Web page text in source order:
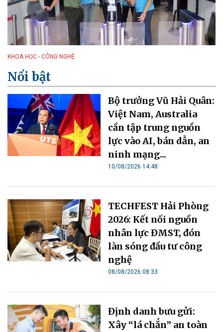
KHOA HỌC - CÔNG NGHỆ
Nổi bật
Bộ trưởng Vũ Hải Quân:
Việt Nam, Australia
cần tập trung nguồn
lực vào AI, bán dẫn, an
ninh mạng...
10/08/2026 14:48
TECHFEST Hải Phòng
2026: Kết nối nguồn
nhân lực ĐMST, đón
làn sóng đầu tư công
nghệ
08/08/2026 08:33
Định danh bưu gửi:
Xây “lá chắn” an toàn